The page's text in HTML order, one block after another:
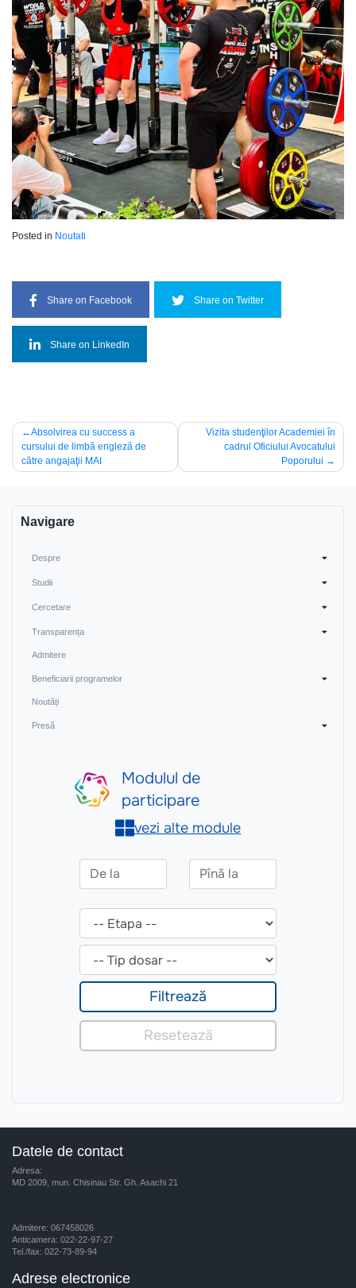
Posted in Noutati
Share on Facebook Share on Twitter
Share on LinkedIn
Navigare
în
articole
Absolvirea cu success a
cursului de limbă engleză de
către angajaţii MAI
Vizita studenţilor Academiei în
cadrul Oficiului Avocatului
Poporului
Navigare
Despre
Studii
Cercetare
Transparența
Admitere
Beneficiarii programelor
Noutăți
Presă
Datele de contact
Adresa:
MD 2009, mun. Chisinau Str. Gh. Asachi 21
Admitere: 067458026
Anticamera: 022-22-97-27
Tel./fax: 022-73-89-94
Adrese electronice